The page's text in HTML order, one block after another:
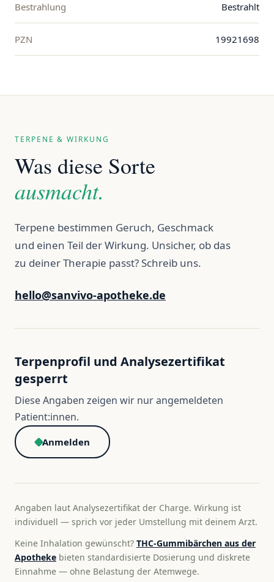
Bestrahlung Bestrahlt
PZN 19921698
TERPENE & WIRKUNG
Was diese Sorte
ausmacht.
Terpene bestimmen Geruch, Geschmack
und einen Teil der Wirkung. Unsicher, ob das
zu deiner Therapie passt? Schreib uns.
hello@sanvivo-apotheke.de
Terpenprofil und Analysezertifikat
gesperrt
Diese Angaben zeigen wir nur angemeldeten
Patient:innen.
Anmelden
Angaben laut Analysezertifikat der Charge. Wirkung ist
individuell — sprich vor jeder Umstellung mit deinem Arzt.
Keine Inhalation gewünscht? THC-Gummibärchen aus der
Apotheke bieten standardisierte Dosierung und diskrete
Einnahme — ohne Belastung der Atemwege.